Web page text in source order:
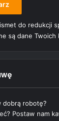
do redukcji
są dane Twoich
dobrą robotę?
Postaw nam